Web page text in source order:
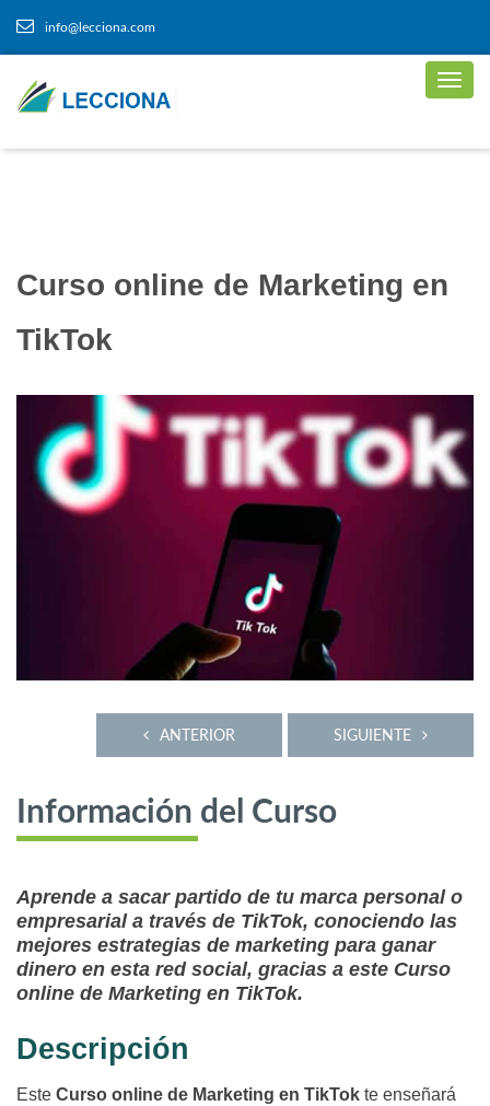
info@lecciona.com
Curso online de Marketing en
TikTok
SIGUIENTE
ANTERIOR
Información del Curso
Aprende a sacar partido de tu marca personal o
empresarial a través de TikTok, conociendo las
mejores estrategias de marketing para ganar
dinero en esta red social, gracias a este Curso
online de Marketing en TikTok.
Descripción
Este Curso online de Marketing en TikTok te enseñará